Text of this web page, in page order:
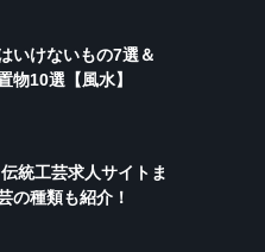
いけないもの7選＆
物10選【風水】
統工芸求人サイトま
の種類も紹介！